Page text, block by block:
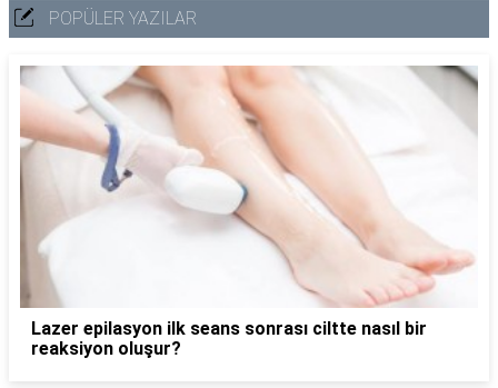
POPÜLER YAZILAR
Lazer epilasyon ilk seans sonrası ciltte nasıl bir
reaksiyon oluşur?